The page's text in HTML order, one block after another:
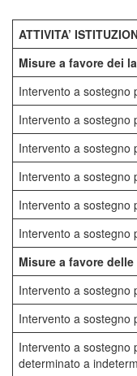
ATTIVITA’
Misure a favore dei
Intervento a sostegno
Intervento a sostegno
Intervento a sostegno
Intervento a sostegno
Intervento a sostegno
Intervento a sostegno
Misure a favore
Intervento a sostegno
Intervento a sostegno
Intervento a sostegno
determinato a